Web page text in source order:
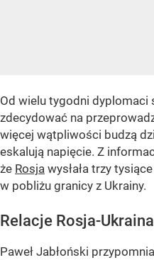
Od wielu tygodni dyplomaci
zdecydować na
więcej wątpliwości budzą
eskalują napięcie. Z
że Rosja wysłała trzy
w pobliżu granicy z Ukrainy.
Relacje Rosja-Ukraina
Paweł Jabłoński